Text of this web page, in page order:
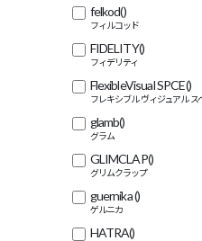
felkod()
FIDELITY()
FlexibleVisual SPCE()
glamb()
GLIMCLAP()
guernika()
HATRA()